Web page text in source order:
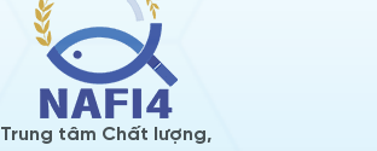
Trung tâm Chất lượng,